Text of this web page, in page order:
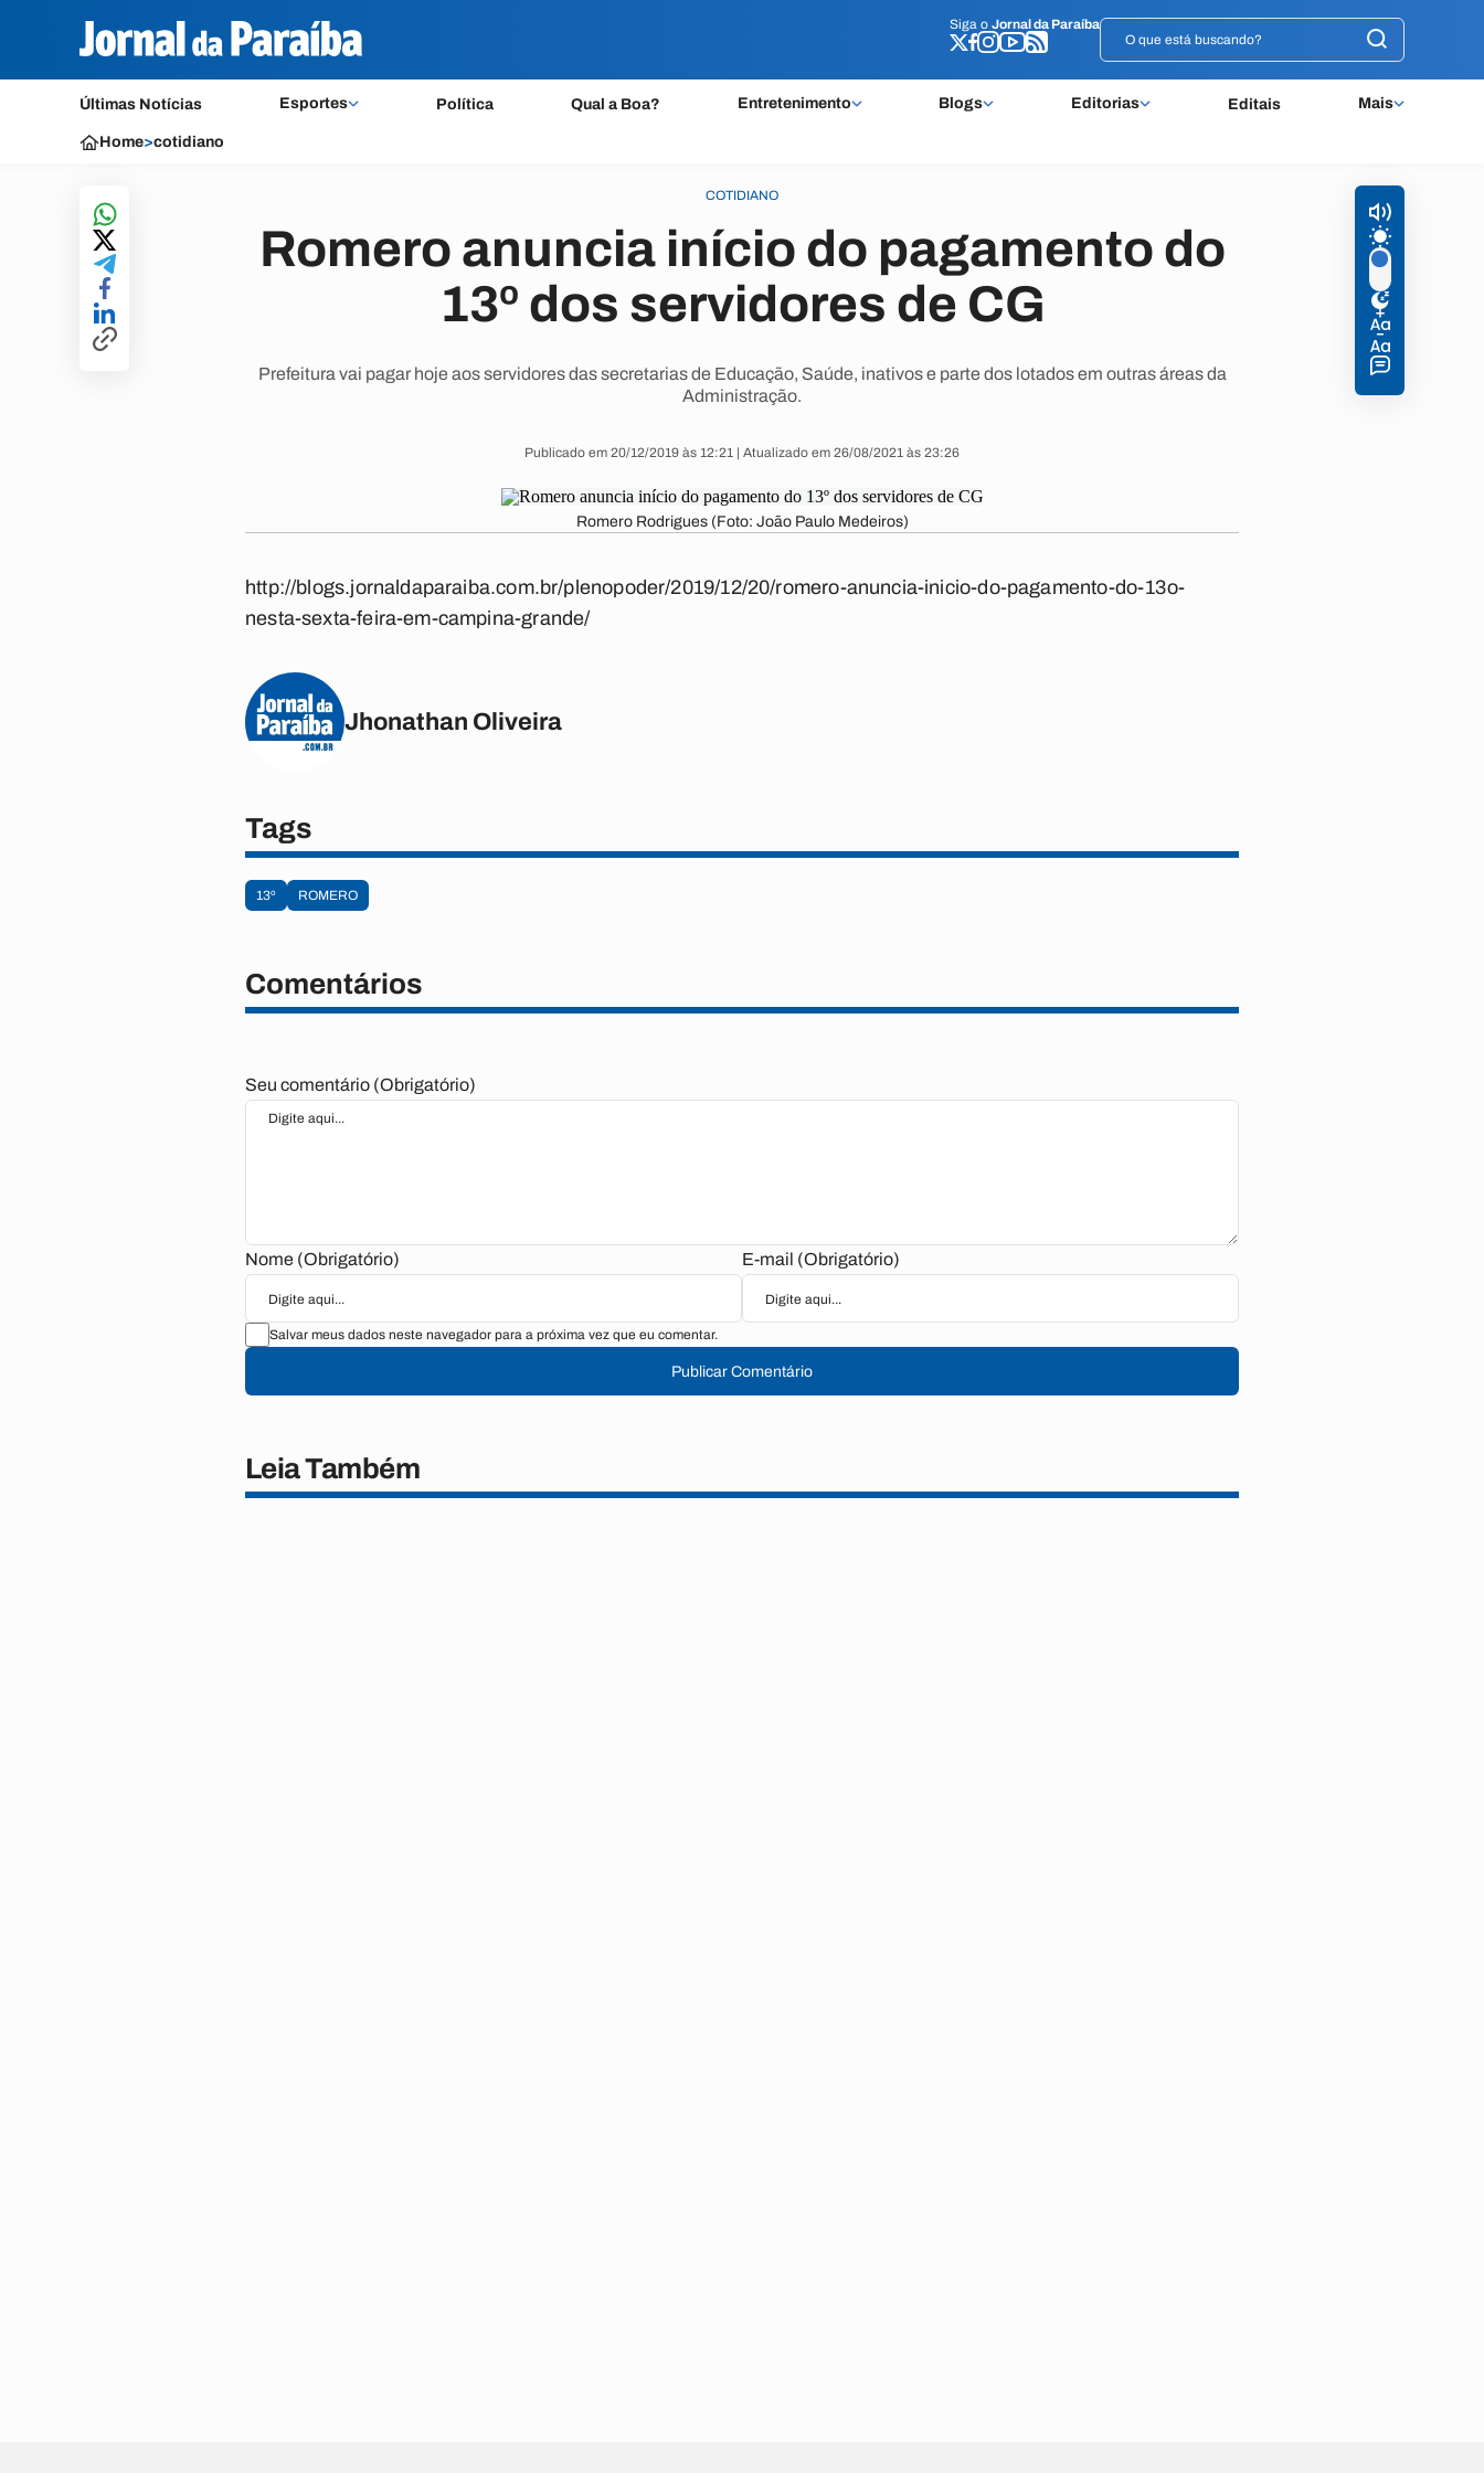
Siga o Jornal da Paraíba
Últimas Notícias Esportes Política Qual a Boa? Entretenimento Blogs Editorias Editais Mais
Siga o Jornal da Paraíba
Home>cotidiano
COTIDIANO
Romero anuncia início do pagamento do
13º dos servidores de CG
Prefeitura vai pagar hoje aos servidores das secretarias de Educação, Saúde, inativos e parte dos lotados em outras áreas da
Administração.
Publicado em 20/12/2019 às 12:21 | Atualizado em 26/08/2021 às 23:26
Romero Rodrigues (Foto: João Paulo Medeiros)
http://blogs.jornaldaparaiba.com.br/plenopoder/2019/12/20/romero-anuncia-inicio-do-pagamento-do-13o-
nesta-sexta-feira-em-campina-grande/
Jhonathan Oliveira
Tags
13º ROMERO
Comentários
Seu comentário (Obrigatório)
Nome (Obrigatório) E-mail (Obrigatório)
Salvar meus dados neste navegador para a próxima vez que eu comentar.
Publicar Comentário
Leia Também